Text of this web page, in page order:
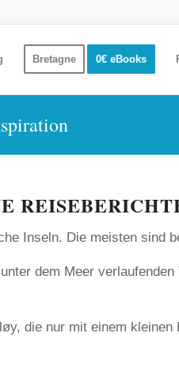
Bretagne 0€ eBooks
Inseln. Die meisten sind
dem Meer
die nur mit einem